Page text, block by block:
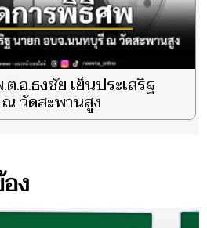
.อ.ธงชัย เย็นประเสริฐ
วัดสะพานสูง
ง